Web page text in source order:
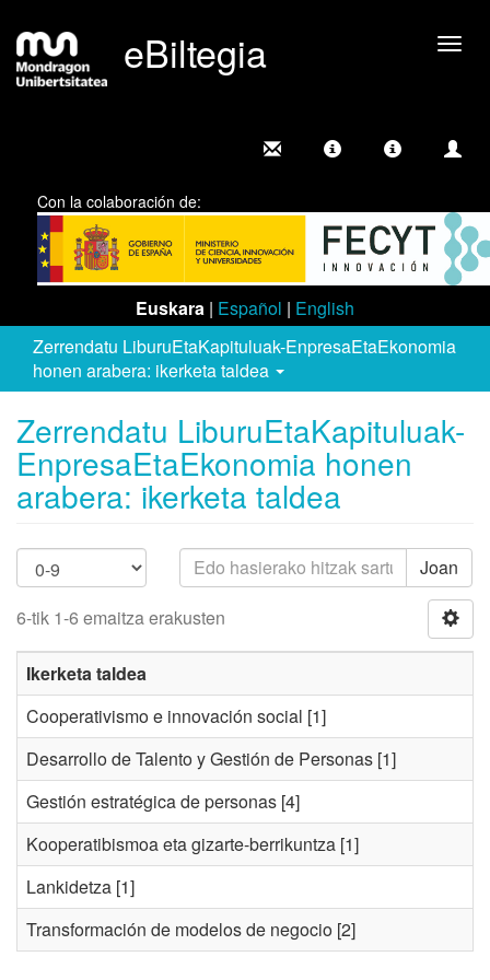
eBiltegia
Con la colaboración de:
Euskara | Español | English
Zerrendatu LiburuEtaKapituluak-EnpresaEtaEkonomia
honen arabera: ikerketa taldea
Zerrendatu LiburuEtaKapituluak-
EnpresaEtaEkonomia honen
arabera: ikerketa taldea
Joan
6-tik 1-6 emaitza erakusten
Ikerketa taldea
Cooperativismo e innovación social [1]
Desarrollo de Talento y Gestión de Personas [1]
Gestión estratégica de personas [4]
Kooperatibismoa eta gizarte-berrikuntza [1]
Lankidetza [1]
Transformación de modelos de negocio [2]